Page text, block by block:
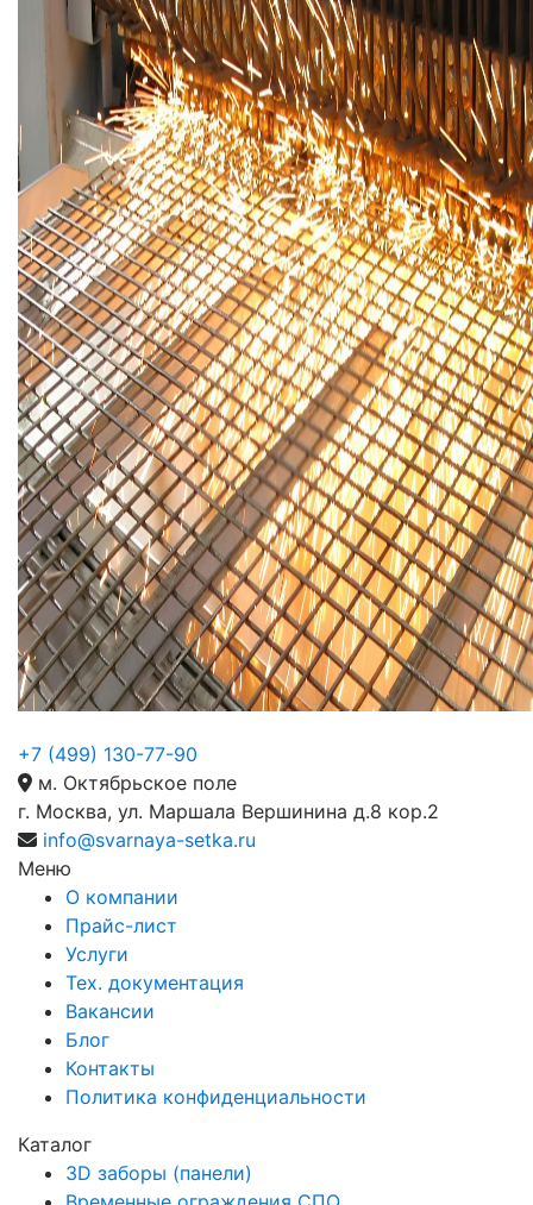
+7 (499) 130-77-90
м. Октябрьское поле
г. Москва, ул. Маршала Вершинина д.8 кор.2
info@svarnaya-setka.ru
Меню
О компании
Прайс-лист
Услуги
Тех. документация
Вакансии
Блог
Контакты
Политика конфиденциальности
Каталог
3D заборы (панели)